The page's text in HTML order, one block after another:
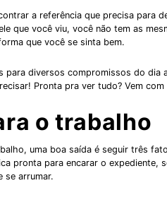
a referência que precisa para
que você viu, você não tem as
que você se sinta bem.
para diversos compromissos do dia
Pronta pra ver tudo? Vem com
o trabalho
uma boa saída é seguir três
pronta para encarar o expediente,
se arrumar.